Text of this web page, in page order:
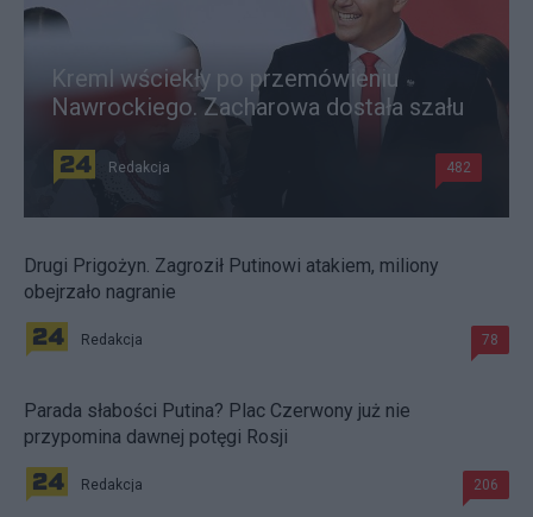
Kreml wściekły po przemówieniu
Nawrockiego. Zacharowa dostała szału
Redakcja 482
Drugi Prigożyn. Zagroził Putinowi atakiem, miliony
obejrzało nagranie
Redakcja 78
Parada słabości Putina? Plac Czerwony już nie
przypomina dawnej potęgi Rosji
Redakcja 206